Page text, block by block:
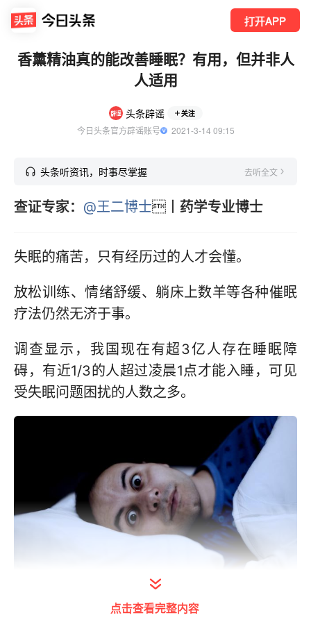
打开APP
香薰精油真的能改善睡眠？有用，但并非人
人适用
头条辟谣 关注
今日头条官方辟谣账号
  2021-3-14 09:15
头条听资讯，时事尽掌握 去听全文
查证专家： @王二博士 丨药学专业博士
失眠的痛苦，只有经历过的人才会懂。
放松训练、情绪舒缓、躺床上数羊等各种催眠
疗法仍然无济于事。
调查显示，我国现在有超3亿人存在睡眠障
碍，有近1/3的人超过凌晨1点才能入睡，可见
受失眠问题困扰的人数之多。
打开今日头条查看图片详情
点击查看完整内容